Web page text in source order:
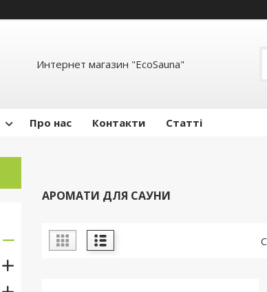
Интернет магазин "EcoSauna"
Про нас Контакти Статті
АРОМАТИ ДЛЯ САУНИ